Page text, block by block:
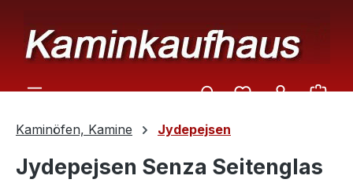
Kaminöfen, Kamine Jydepejsen
Jydepejsen Senza Seitenglas